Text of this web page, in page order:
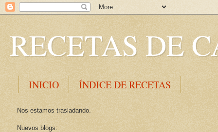
RECETAS DE
INICIO ÍNDICE DE RECETAS
Nos estamos trasladando.
Nuevos blogs: